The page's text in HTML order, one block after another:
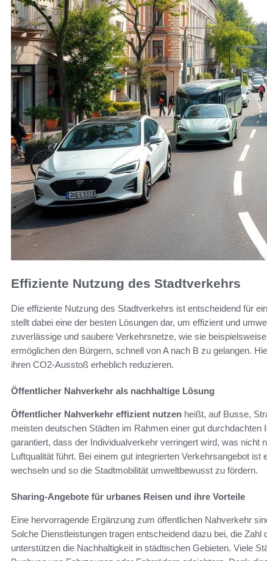
Effiziente Nutzung des Stadtverkehrs
Die effiziente Nutzung des Stadtverkehrs ist entscheidend für
stellt dabei eine der besten Lösungen dar, um effizient und
zuverlässige und saubere Verkehrsnetze, wie sie
ermöglichen den Bürgern, schnell von A nach B zu gelangen.
ihren CO2-Ausstoß erheblich reduzieren.
Öffentlicher Nahverkehr als nachhaltige Lösung
Öffentlicher Nahverkehr effizient nutzen heißt, auf Busse,
meisten deutschen Städten im Rahmen einer gut
garantiert, dass der Individualverkehr verringert wird, was nicht
Luftqualität führt. Bei einem gut integrierten Verkehrsangebot
wechseln und so die Stadtmobilität umweltbewusst zu fördern.
Sharing-Angebote für urbanes Reisen und ihre Vorteile
Eine hervorragende Ergänzung zum öffentlichen Nahverkehr
Solche Dienstleistungen tragen entscheidend dazu bei, die
unterstützen die Nachhaltigkeit in städtischen Gebieten. Viele